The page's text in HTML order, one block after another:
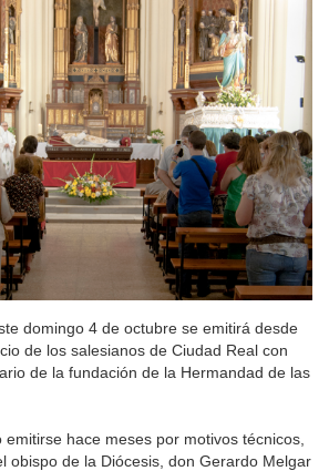
domingo 4 de octubre se emitirá desde
de los salesianos de Ciudad Real con
de la fundación de la Hermandad de las
hace meses por motivos técnicos,
obispo de la Diócesis, don Gerardo Melgar